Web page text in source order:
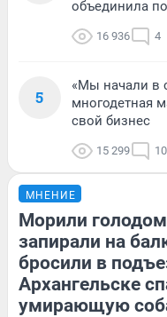
объединила
16 936 4
5
«Мы начали в
многодетная
свой бизнес
15 299 10
МНЕНИЕ
Морили
запирали на
бросили в
Архангельске
умирающую